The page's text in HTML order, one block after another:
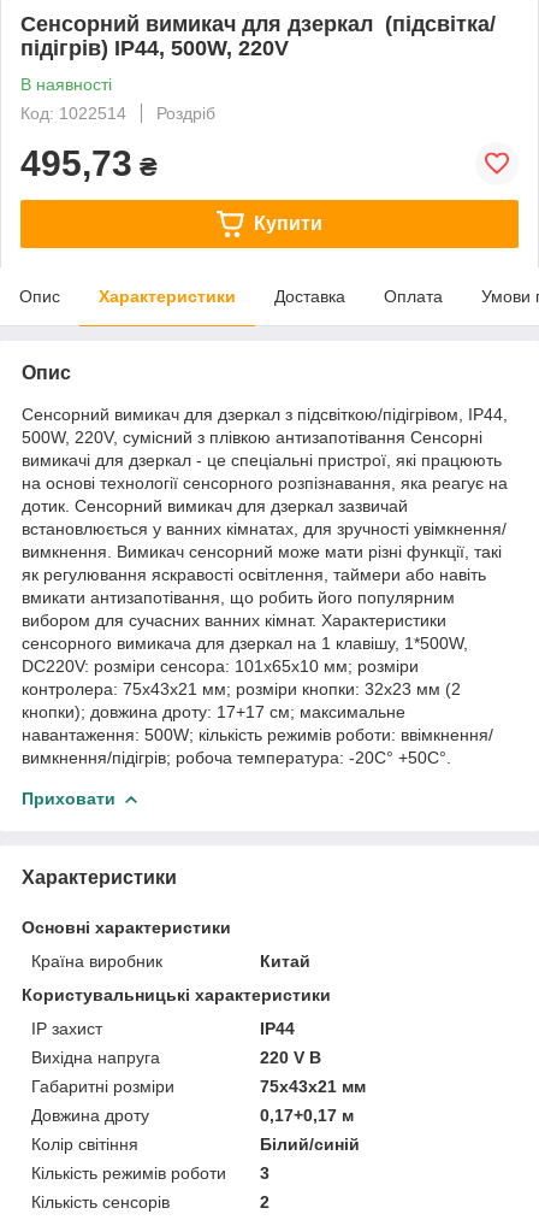
Сенсорний вимикач для дзеркал (підсвітка/
підігрів) IP44, 500W, 220V
В наявності
Код: 1022514
Роздріб
495,73 ₴
Купити
Опис Характеристики Доставка Оплата Умови
Опис
Сенсорний вимикач для дзеркал з підсвіткою/підігрівом, IP44,
500W, 220V, сумісний з плівкою антизапотівання Сенсорні
вимикачі для дзеркал - це спеціальні пристрої, які працюють
на основі технології сенсорного розпізнавання, яка реагує на
дотик. Сенсорний вимикач для дзеркал зазвичай
встановлюється у ванних кімнатах, для зручності увімкнення/
вимкнення. Вимикач сенсорний може мати різні функції, такі
як регулювання яскравості освітлення, таймери або навіть
вмикати антизапотівання, що робить його популярним
вибором для сучасних ванних кімнат. Характеристики
сенсорного вимикача для дзеркал на 1 клавішу, 1*500W,
DC220V: розміри сенсора: 101х65х10 мм; розміри
контролера: 75х43х21 мм; розміри кнопки: 32х23 мм (2
кнопки); довжина дроту: 17+17 см; максимальне
навантаження: 500W; кількість режимів роботи: ввімкнення/
вимкнення/підігрів; робоча температура: -20С° +50С°.
Приховати
Характеристики
Основні характеристики
Країна виробник
Китай
Користувальницькі характеристики
IP захист
IP44
Вихідна напруга
220 V В
Габаритні розміри
75х43х21 мм
Довжина дроту
0,17+0,17 м
Колір світіння
Білий/синій
Кількість режимів роботи
3
Кількість сенсорів
2